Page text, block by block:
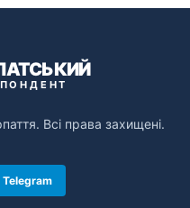
Всі права захищені.
Telegram